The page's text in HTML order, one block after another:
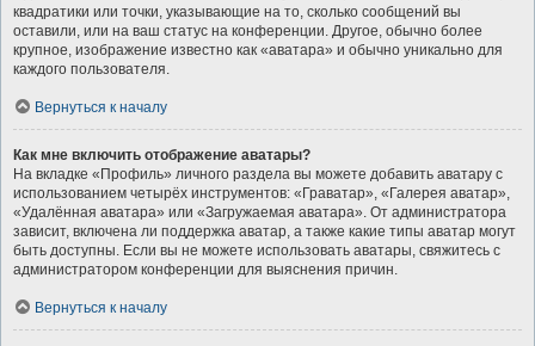
квадратики или точки, указывающие на то, сколько сообщений вы
оставили, или на ваш статус на конференции. Другое, обычно более
крупное, изображение известно как «аватара» и обычно уникально для
каждого пользователя.
Вернуться к началу
Как мне включить отображение аватары?
На вкладке «Профиль» личного раздела вы можете добавить аватару с
использованием четырёх инструментов: «Граватар», «Галерея аватар»,
«Удалённая аватара» или «Загружаемая аватара». От администратора
зависит, включена ли поддержка аватар, а также какие типы аватар могут
быть доступны. Если вы не можете использовать аватары, свяжитесь с
администратором конференции для выяснения причин.
Вернуться к началу